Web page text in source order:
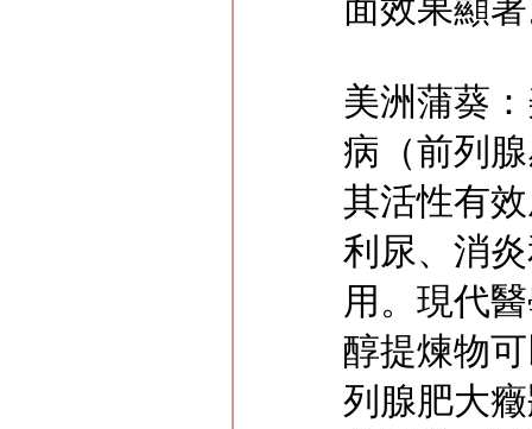
面效果顯
美洲蒲葵
病（前列
其活性有
利尿、消
用。現代
醇提煉物
列腺肥大